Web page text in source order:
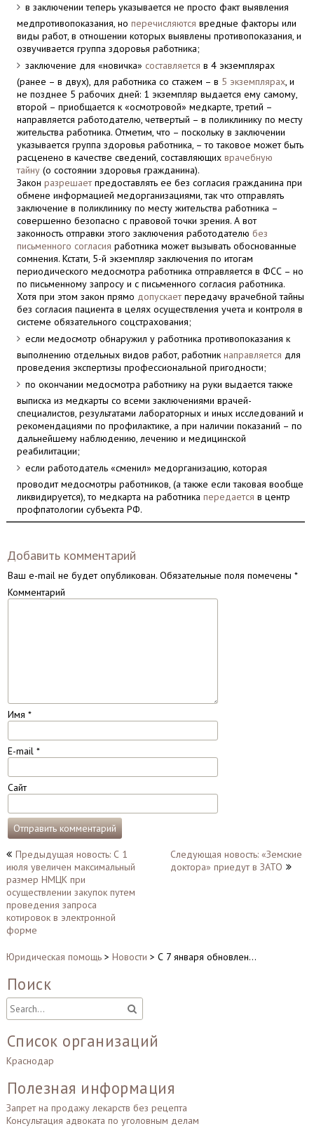
в заключении теперь указывается не просто факт выявления
медпротивопоказания, но перечисляются вредные факторы или
виды работ, в отношении которых выявлены противопоказания, и
озвучивается группа здоровья работника;
заключение для «новичка» составляется в 4 экземплярах
(ранее – в двух), для работника со стажем – в 5 экземплярах, и
не позднее 5 рабочих дней: 1 экземпляр выдается ему самому,
второй – приобщается к «осмотровой» медкарте, третий –
направляется работодателю, четвертый – в поликлинику по месту
жительства работника. Отметим, что – поскольку в заключении
указывается группа здоровья работника, – то таковое может быть
расценено в качестве сведений, составляющих врачебную
тайну(о состоянии здоровья гражданина).
Закон разрешаетпредоставлять ее без согласия гражданина при
обмене информацией медорганизациями, так что отправлять
заключение в поликлинику по месту жительства работника –
совершенно безопасно с правовой точки зрения. А вот
законность отправки этого заключения работодателю без
письменного согласия работника может вызывать обоснованные
сомнения. Кстати, 5-й экземпляр заключения по итогам
периодического медосмотра работника отправляется в ФСС – но
по письменному запросу и с письменного согласия работника.
Хотя при этом закон прямо допускаетпередачу врачебной тайны
без согласия пациента в целях осуществления учета и контроля в
системе обязательного соцстрахования;
если медосмотр обнаружил у работника противопоказания к
выполнению отдельных видов работ, работник направляется для
проведения экспертизы профессиональной пригодности;
по окончании медосмотра работнику на руки выдается также
выписка из медкарты со всеми заключениями врачей-
специалистов, результатами лабораторных и иных исследований и
рекомендациями по профилактике, а при наличии показаний – по
дальнейшему наблюдению, лечению и медицинской
реабилитации;
если работодатель «сменил» медорганизацию, которая
проводит медосмотры работников, (а также если таковая вообще
ликвидируется), то медкарта на работника передается в центр
профпатологии субъекта РФ.
Добавить комментарий
Ваш e-mail не будет опубликован.Обязательные поля помечены *
Комментарий
Имя *
E-mail *
Сайт
Навигация
по
записям
Предыдущая новость: С 1
июля увеличен максимальный
размер НМЦК при
осуществлении закупок путем
проведения запроса
котировок в электронной
форме
Следующая новость: «Земские
доктора» приедут в ЗАТО
Юридическая помощь> Новости > С 7 января обновлен…
Поиск
Список организаций
Краснодар
Полезная информация
Запрет на продажу лекарств без рецепта
Консультация адвоката по уголовным делам